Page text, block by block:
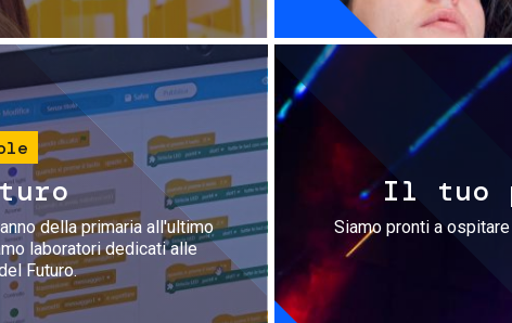
della primaria all'ultimo
laboratori dedicati alle
Futuro.
Il tuo
Siamo pronti a